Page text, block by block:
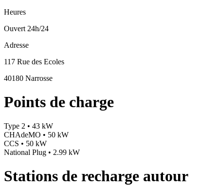
Heures
Ouvert 24h/24
Adresse
117 Rue des Ecoles
40180 Narrosse
Points de charge
Type 2 • 43 kW
CHAdeMO • 50 kW
CCS • 50 kW
National Plug • 2.99 kW
Stations de recharge autour